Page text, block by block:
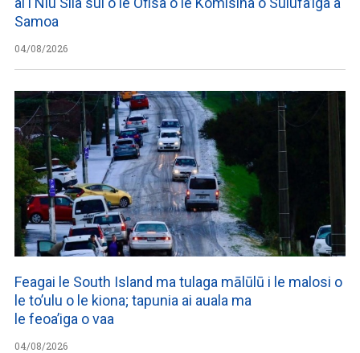
Samoa
04/08/2026
Feagai le South Island ma tulaga mālūlū i le malosi o
le to’ulu o le kiona; tapunia ai auala ma
le feoa’iga o vaa
04/08/2026